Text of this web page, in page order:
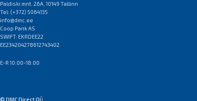
Paldiski mnt. 26A, 10149 Tallinn
Tel: (+372) 5064135
info@dmc.ee
Coop Pank AS
SWIFT: EKRDEE22
EE234204278612743402
E-R 10:00-18:00
© DMC Direct OÜ